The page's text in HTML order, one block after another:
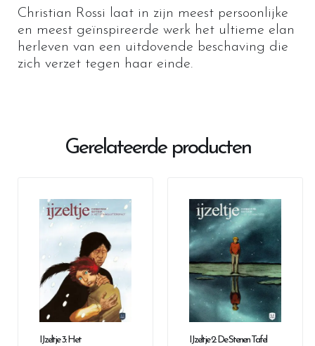
Christian Rossi laat in zijn meest persoonlijke
en meest geïnspireerde werk het ultieme elan
herleven van een uitdovende beschaving die
zich verzet tegen haar einde.
Gerelateerde producten
IJzeltje 3: Het
IJzeltje 2: De Stenen Tafel